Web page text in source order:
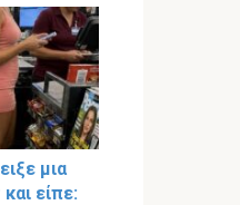
μια
είπε: